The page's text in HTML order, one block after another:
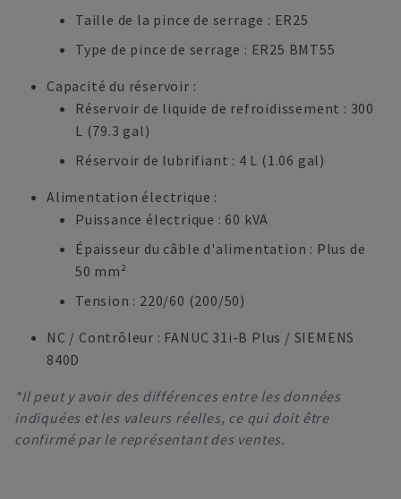
Taille de la pince de serrage : ER25
Type de pince de serrage : ER25 BMT55
Capacité du réservoir :
Réservoir de liquide de refroidissement : 300
L (79.3 gal)
Réservoir de lubrifiant : 4 L (1.06 gal)
Alimentation électrique :
Puissance électrique : 60 kVA
Épaisseur du câble d'alimentation : Plus de
50 mm²
Tension : 220/60 (200/50)
NC / Contrôleur : FANUC 31i-B Plus / SIEMENS
840D
*Il peut y avoir des différences entre les données
indiquées et les valeurs réelles, ce qui doit être
confirmé par le représentant des ventes.